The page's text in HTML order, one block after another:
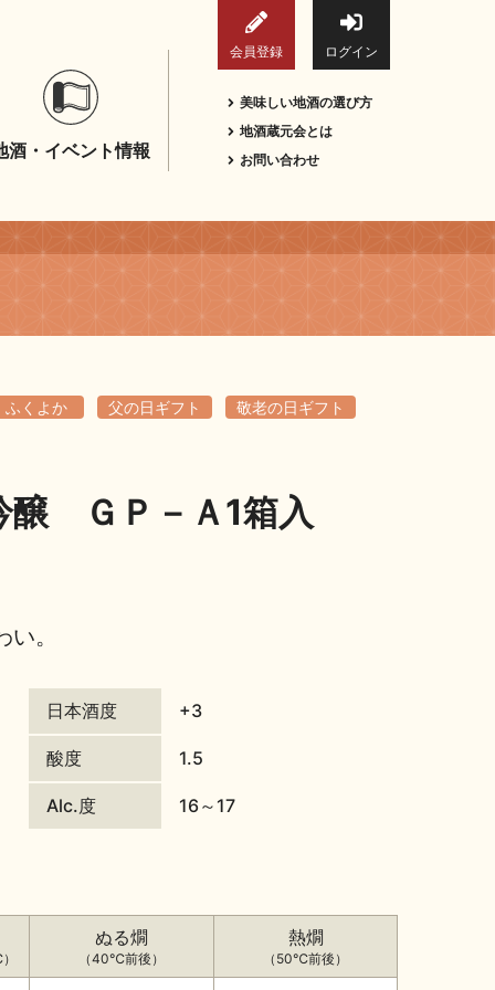
会員登録 ログイン
酒・イベント情報
美味しい地酒の選び方
地酒蔵元会とは
お問い合わせ
ふくよか 父の日ギフト 敬老の日ギフト
ＧＰ－Ａ1箱入
。
日本酒度 +3
酸度 1.5
Alc.度 16～17
ぬる燗
（40℃前後）
熱燗
（50℃前後）